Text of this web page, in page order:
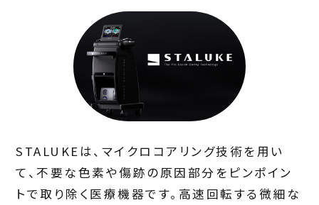
STALUKEは、マイクロコアリング技術を用い
て、不要な色素や傷跡の原因部分をピンポイン
トで取り除く医療機器です。高速回転する微細な